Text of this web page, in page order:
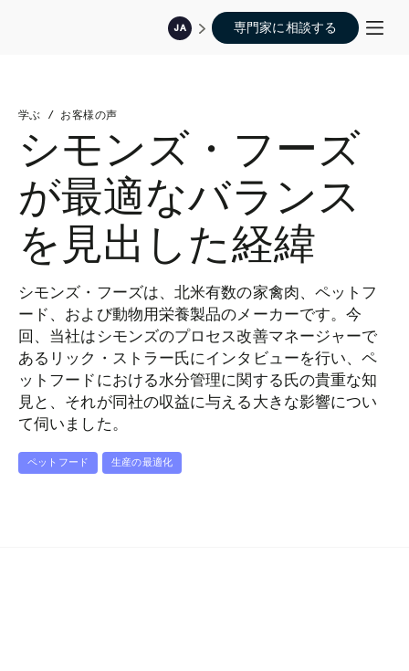
JA 専門家に相談する
学ぶ / お客様の声
シモンズ・フーズ
が最適なバランス
を見出した経緯
シモンズ・フーズは、北米有数の家禽肉、ペットフ
ード、および動物用栄養製品のメーカーです。今
回、当社はシモンズのプロセス改善マネージャーで
あるリック・ストラー氏にインタビューを行い、ペ
ットフードにおける水分管理に関する氏の貴重な知
見と、それが同社の収益に与える大きな影響につい
て伺いました。
ペットフード 生産の最適化